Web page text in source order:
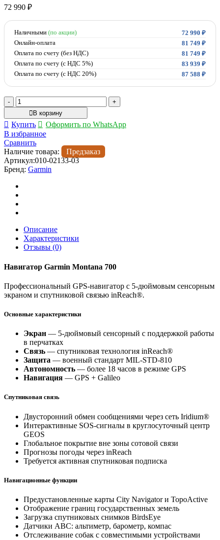
72 990 ₽
Наличными (по акции) 72 990 ₽
Онлайн-оплата
81 749 ₽
Оплата по счету (без НДС)
81 749 ₽
Оплата по счету (с НДС 5%)
83 939 ₽
Оплата по счету (с НДС 20%)
87 588 ₽
Количество
товара
Навигатор
Garmin
Montana
700
В корзину
Купить
Оформить по WhatsApp
В избранное
Сравнить
Наличие товара:
Предзаказ
Артикул:010-02133-03
Бренд: Garmin
Описание
Характеристики
Отзывы (0)
Навигатор Garmin Montana 700
Профессиональный GPS-навигатор с 5-дюймовым сенсорным
экраном и спутниковой связью inReach®.
Основные характеристики
Экран — 5-дюймовый сенсорный с поддержкой работы
в перчатках
Связь — спутниковая технология inReach®
Защита — военный стандарт MIL-STD-810
Автономность — более 18 часов в режиме GPS
Навигация — GPS + Galileo
Спутниковая связь
Двусторонний обмен сообщениями через сеть Iridium®
Интерактивные SOS-сигналы в круглосуточный центр
GEOS
Глобальное покрытие вне зоны сотовой связи
Прогнозы погоды через inReach
Требуется активная спутниковая подписка
Навигационные функции
Предустановленные карты City Navigator и TopoActive
Отображение границ государственных земель
Загрузка спутниковых снимков BirdsEye
Датчики ABC: альтиметр, барометр, компас
Отслеживание собак с совместимыми устройствами